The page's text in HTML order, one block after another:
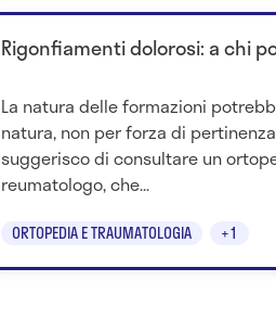
Rigonfiamenti dolorosi: a chi
La natura delle formazioni
natura, non per forza di
suggerisco di consultare un
reumatologo, che...
ORTOPEDIA E TRAUMATOLOGIA +1